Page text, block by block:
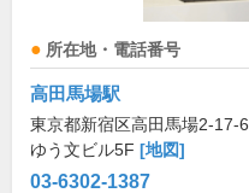
所在地・電話番号
高田馬場駅
東京都新宿区高田馬場2-17-6
ゆう文ビル5F [地図]
03-6302-1387